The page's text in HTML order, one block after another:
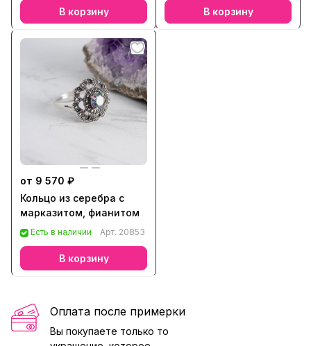
В корзину В корзину
от 9 570 ₽
Кольцо из серебра с
марказитом, фианитом
Есть в наличии Арт. 20853
В корзину
Оплата после примерки
Вы покупаете только то